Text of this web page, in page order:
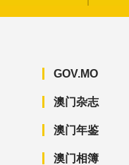
GOV.MO
澳门杂志
澳门年鉴
澳门相簿